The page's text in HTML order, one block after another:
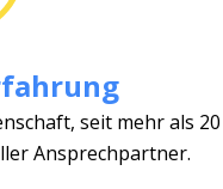
seit mehr als 20
Ansprechpartner.